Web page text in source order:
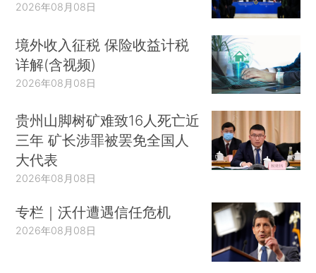
2026年08月08日
境外收入征税 保险收益计税
详解(含视频)
2026年08月08日
贵州山脚树矿难致16人死亡近
三年 矿长涉罪被罢免全国人
大代表
2026年08月08日
专栏｜沃什遭遇信任危机
2026年08月08日